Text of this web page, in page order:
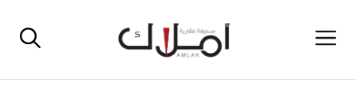
إلى القائمة